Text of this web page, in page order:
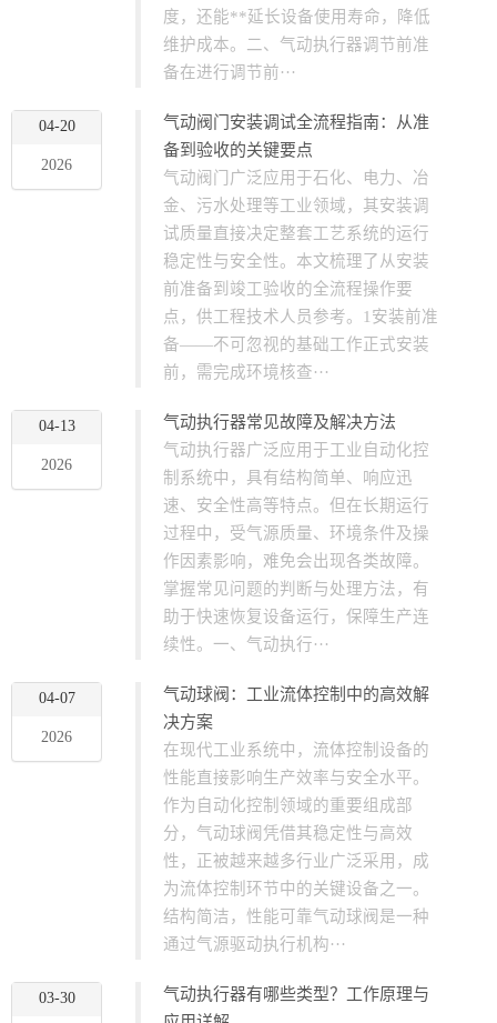
度，还能**延长设备使用寿命，降低
维护成本。二、气动执行器调节前准
备在进行调节前···
04-20
2026
气动阀门安装调试全流程指南：从准
备到验收的关键要点
气动阀门广泛应用于石化、电力、冶
金、污水处理等工业领域，其安装调
试质量直接决定整套工艺系统的运行
稳定性与安全性。本文梳理了从安装
前准备到竣工验收的全流程操作要
点，供工程技术人员参考。1安装前准
备——不可忽视的基础工作正式安装
前，需完成环境核查···
04-13
2026
气动执行器常见故障及解决方法
气动执行器广泛应用于工业自动化控
制系统中，具有结构简单、响应迅
速、安全性高等特点。但在长期运行
过程中，受气源质量、环境条件及操
作因素影响，难免会出现各类故障。
掌握常见问题的判断与处理方法，有
助于快速恢复设备运行，保障生产连
续性。一、气动执行···
04-07
2026
气动球阀：工业流体控制中的高效解
决方案
在现代工业系统中，流体控制设备的
性能直接影响生产效率与安全水平。
作为自动化控制领域的重要组成部
分，气动球阀凭借其稳定性与高效
性，正被越来越多行业广泛采用，成
为流体控制环节中的关键设备之一。
结构简洁，性能可靠气动球阀是一种
通过气源驱动执行机构···
03-30
气动执行器有哪些类型？工作原理与